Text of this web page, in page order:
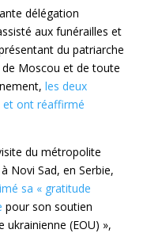
délégation
aux funérailles et
du patriarche
de Moscou et de toute
les deux
et ont réaffirmé
du métropolite
Novi Sad, en Serbie,
sa « gratitude
pour son soutien
ukrainienne (EOU) »,